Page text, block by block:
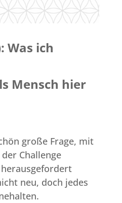
Was ich
Mensch hier
große Frage, mit
Challenge
neu, doch jedes